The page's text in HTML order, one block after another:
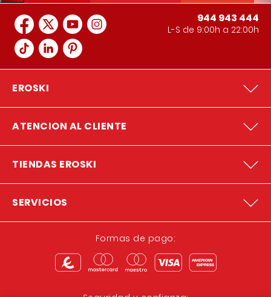
944 943 444
L-S de 9:00h a 22:00h
EROSKI
ATENCION AL CLIENTE
TIENDAS EROSKI
SERVICIOS
Formas de pago: